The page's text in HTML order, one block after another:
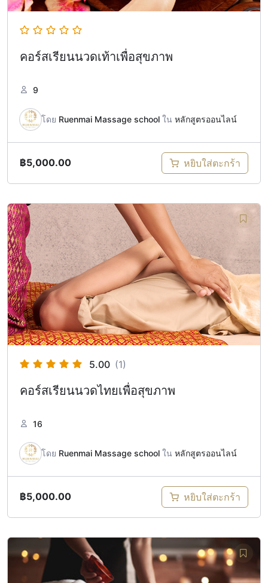
คอร์สเรียนนวดเท้าเพื่อสุขภาพ
9
โดย Ruenmai Massage school ใน หลักสูตรออนไลน์
฿5,000.00 หยิบใส่ตะกร้า
5.00 (1)
คอร์สเรียนนวดไทยเพื่อสุขภาพ
16
โดย Ruenmai Massage school ใน หลักสูตรออนไลน์
฿5,000.00 หยิบใส่ตะกร้า